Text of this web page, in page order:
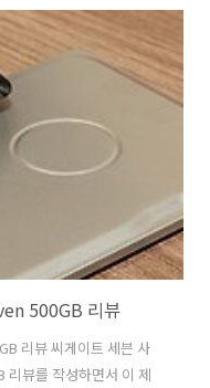
TV LG 55EG9600의 화질
에 두고 비교해보면 바로
는지 느끼기 쉽지 않죠.
기가 쉽지 않기 때문입니
500GB 리뷰
리뷰 씨게이트 세븐 사
뷰를 작성하면서 이 제